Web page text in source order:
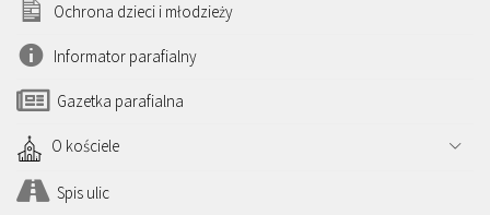
Ochrona dzieci i młodzieży
Informator parafialny
Gazetka parafialna
O kościele
Spis ulic